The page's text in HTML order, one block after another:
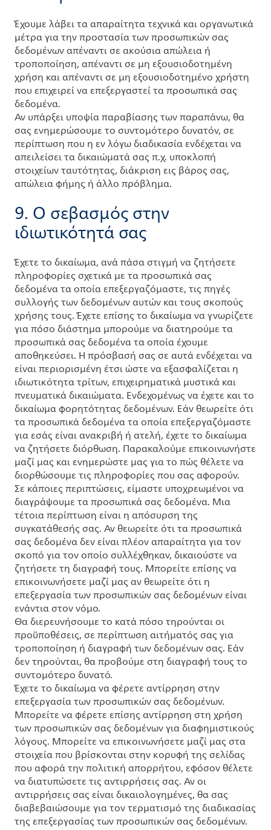
Έχουμε λάβει τα απαραίτητα τεχνικά και οργανωτικά
μέτρα για την προστασία των προσωπικών σας
δεδομένων απέναντι σε ακούσια απώλεια ή
τροποποίηση, απέναντι σε μη εξουσιοδοτημένη
χρήση και απέναντι σε μη εξουσιοδοτημένο χρήστη
που επιχειρεί να επεξεργαστεί τα προσωπικά σας
δεδομένα.
Αν υπάρξει υποψία παραβίασης των παραπάνω, θα
σας ενημερώσουμε το συντομότερο δυνατόν, σε
περίπτωση που η εν λόγω διαδικασία ενδέχεται να
απειλείσει τα δικαιώματά σας π.χ. υποκλοπή
στοιχείων ταυτότητας, διάκριση εις βάρος σας,
απώλεια φήμης ή άλλo πρόβλημα.
9. Ο σεβασμός στην
ιδιωτικότητά σας
Έχετε το δικαίωμα, ανά πάσα στιγμή να ζητήσετε
πληροφορίες σχετικά με τα προσωπικά σας
δεδομένα τα οποία επεξεργαζόμαστε, τις πηγές
συλλογής των δεδομένων αυτών και τους σκοπούς
χρήσης τους. Έχετε επίσης το δικαίωμα να γνωρίζετε
για πόσο διάστημα μπορούμε να διατηρούμε τα
προσωπικά σας δεδομένα τα οποία έχουμε
αποθηκεύσει. Η πρόσβασή σας σε αυτά ενδέχεται να
είναι περιορισμένη έτσι ώστε να εξασφαλίζεται η
ιδιωτικότητα τρίτων, επιχειρηματικά μυστικά και
πνευματικά δικαιώματα. Ενδεχομένως να έχετε και το
δικαίωμα φορητότητας δεδομένων. Εάν θεωρείτε ότι
τα προσωπικά δεδομένα τα οποία επεξεργαζόμαστε
για εσάς είναι ανακριβή ή ατελή, έχετε το δικαίωμα
να ζητήσετε διόρθωση. Παρακαλούμε επικοινωνήστε
μαζί μας και ενημερώστε μας για το πώς θέλετε να
διορθώσουμε τις πληροφορίες που σας αφορούν.
Σε κάποιες περιπτώσεις, είμαστε υποχρεωμένοι να
διαγράψουμε τα προσωπικά σας δεδομένα. Μια
τέτοια περίπτωση είναι η απόσυρση της
συγκατάθεσής σας. Αν θεωρείτε ότι τα προσωπικά
σας δεδομένα δεν είναι πλέον απαραίτητα για τον
σκοπό για τον οποίο συλλέχθηκαν, δικαιούστε να
ζητήσετε τη διαγραφή τους. Μπορείτε επίσης να
επικοινωνήσετε μαζί μας αν θεωρείτε ότι η
επεξεργασία των προσωπικών σας δεδομένων είναι
ενάντια στον νόμο.
Θα διερευνήσουμε το κατά πόσο τηρούνται οι
προϋποθέσεις, σε περίπτωση αιτήματός σας για
τροποποίηση ή διαγραφή των δεδομένων σας. Εάν
δεν τηρούνται, θα προβούμε στη διαγραφή τους το
συντομότερο δυνατό.
Έχετε το δικαίωμα να φέρετε αντίρρηση στην
επεξεργασία των προσωπικών σας δεδομένων.
Μπορείτε να φέρετε επίσης αντίρρηση στη χρήση
των προσωπικών σας δεδομένων για διαφημιστικούς
λόγους. Μπορείτε να επικοινωνήσετε μαζί μας στα
στοιχεία που βρίσκονται στην κορυφή της σελίδας
που αφορά την πολιτική απορρήτου, εφόσον θέλετε
να διατυπώσετε τις αντιρρήσεις σας. Αν οι
αντιρρήσεις σας είναι δικαιολογημένες, θα σας
διαβεβαιώσουμε για τον τερματισμό της διαδικασίας
της επεξεργασίας των προσωπικών σας δεδομένων.